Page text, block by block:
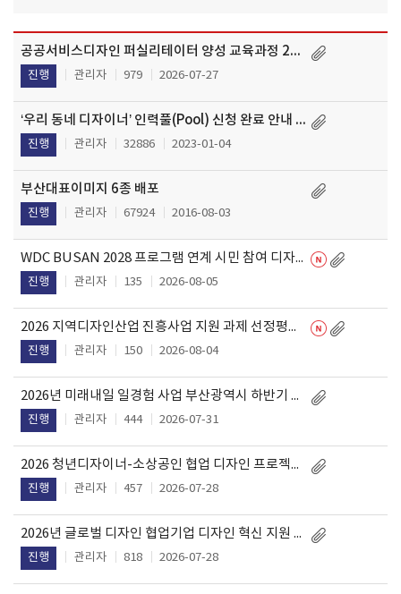
제
목
작
성
공공서비스디자인 퍼실리테이터 양성 교육과정 2차 교육생 모집
진행 관리자 979 2026-07-27
‘우리 동네 디자이너’ 인력풀(Pool) 신청 완료 안내 공고('26.06.30. 기준) : 정기적 추가 업데이트 진행중
진행 관리자 32886 2023-01-04
부산대표이미지 6종 배포
진행 관리자 67924 2016-08-03
WDC BUSAN 2028 프로그램 연계 시민 참여 디자인 아이디어 공모전 개최
진행 관리자 135 2026-08-05
2026 지역디자인산업 진흥사업 지원 과제 선정평가 결과 안내
진행 관리자 150 2026-08-04
2026년 미래내일 일경험 사업 부산광역시 하반기 우수기업 청년 인턴십 프로그램 참여청년 모집
진행 관리자 444 2026-07-31
2026 청년디자이너-소상공인 협업 디자인 프로젝트 지원 과제 추가모집
진행 관리자 457 2026-07-28
2026년 글로벌 디자인 협업기업 디자인 혁신 지원 참여 청년 디자이너 추가모집 공고
진행 관리자 818 2026-07-28